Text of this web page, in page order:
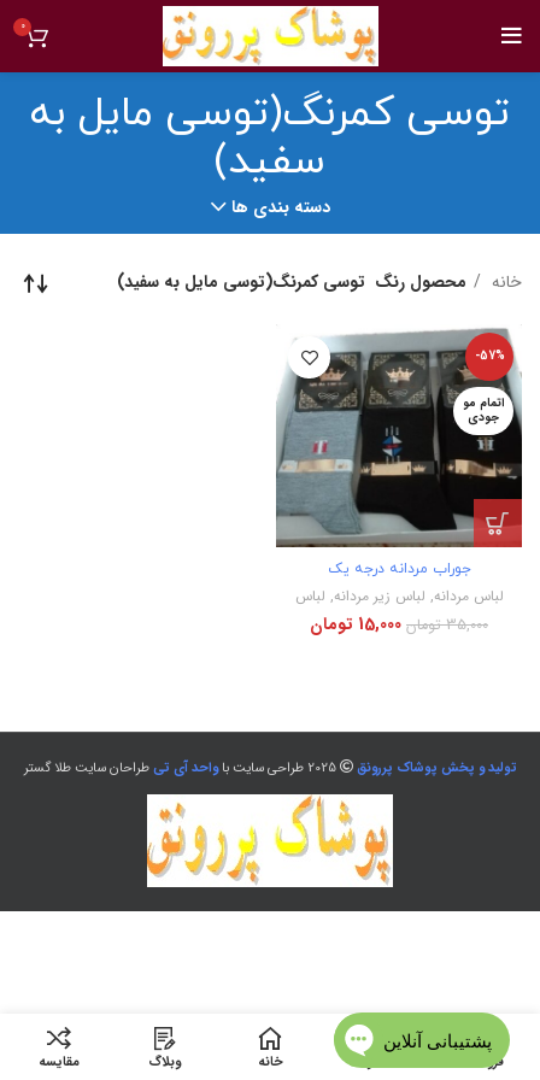
0
توسی کمرنگ(توسی مایل به
سفید)
دسته بندی ها
خانه محصول رنگ توسی کمرنگ(توسی مایل به سفید)
-57%
اتمام مو
جودی
جوراب مردانه درجه یک
لباس مردانه, لباس زیر مردانه, لباس
35,000 تومان 15,000 تومان
تولید و پخش پوشاک پررونق 2025 طراحی سایت با واحد آی تیطراحان سایت طلا گستر
فروشگاه خانه وبلاگ مقایسه